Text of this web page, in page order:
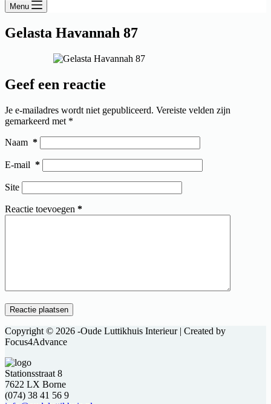
Menu
Gelasta Havannah 87
Geef een reactie
Je e-mailadres wordt niet gepubliceerd. Vereiste velden zijn
gemarkeerd met *
Naam *
E-mail *
Site
Reactie toevoegen *
Reactie plaatsen
Copyright © 2026 -Oude Luttikhuis Interieur | Created by
Focus4Advance
Stationsstraat 8
7622 LX Borne
(074) 38 41 56 9